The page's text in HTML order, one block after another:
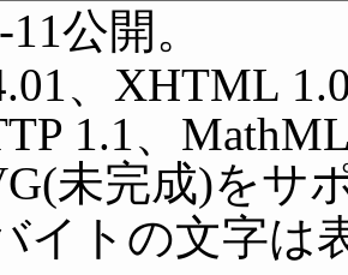
公開。
、XHTML
1.1、
未完成)をサ
イトの文字は